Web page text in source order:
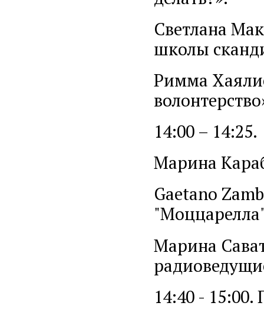
Светлана
школы
Римма
14:00 – 14:25.
Марина
Gaetano
Марина
14:40 -